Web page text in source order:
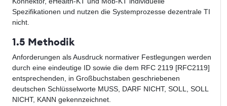
Spezifikationen und nutzen die Systemprozesse dezentrale TI
nicht.
1.5 Methodik
Anforderungen als Ausdruck normativer Festlegungen werden
durch eine eindeutige ID sowie die dem RFC 2119 [RFC2119]
entsprechenden, in Großbuchstaben geschriebenen
deutschen Schlüsselworte MUSS, DARF NICHT, SOLL, SOLL
NICHT, KANN gekennzeichnet.